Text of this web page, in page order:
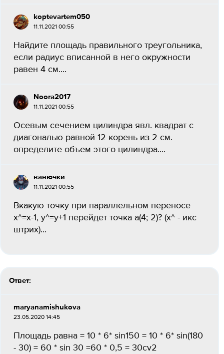
koptevartem050
11.11.2021 00:55
Найдите площадь правильного треугольника,
если радиус вписанной в него окружности
равен 4 см....
Noora2017
11.11.2021 00:55
Осевым сечением цилиндра явл. квадрат с
диагональю равной 12 корень из 2 см.
определите объем этого цилиндра....
ванючки
11.11.2021 00:55
Вкакую точку при параллельном переносе
x^=x-1, y^=y+1 перейдет точка а(4; 2)? (x^ - икс
штрих)...
Ответ:
maryanamishukova
23.05.2020 14:45
Площадь равна = 10 * 6* sin150 = 10 * 6* sin(180
- 30) = 60 * sin 30 =60 * 0,5 = 30cv2